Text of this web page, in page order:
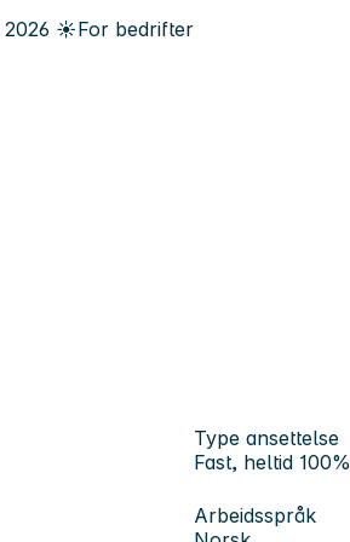
2026 ☀️For bedrifter
Type ansettelse
Fast, heltid 100%
Arbeidsspråk